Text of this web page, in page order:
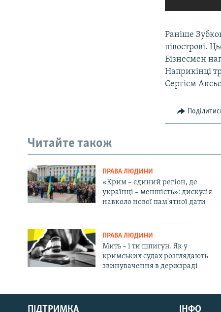
Русский
Qırımtatar
Раніше
півострові.
Бізнесмен
Наприкінці
Сергієм
Читайте також
ПРАВА ЛЮДИНИ
«Крим – єдиний регіон, де
українці – меншість»: дискусія
навколо нової пам'ятної дати
ПРАВА ЛЮДИНИ
Мить – і ти шпигун. Як у
кримських судах розглядають
звинувачення в держзраді
ПІДТРИМКА ІНФО